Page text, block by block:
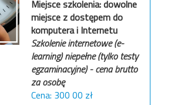
Miejsce szkolenia: dowolne
miejsce z dostępem do
komputera i Internetu
Szkolenie internetowe (e-
learning) niepełne (tylko testy
egzaminacyjne) - cena brutto
za osobę
300 00